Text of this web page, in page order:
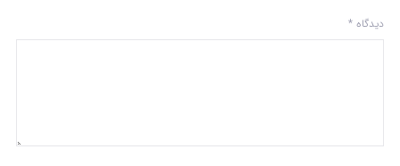
دیدگاه *